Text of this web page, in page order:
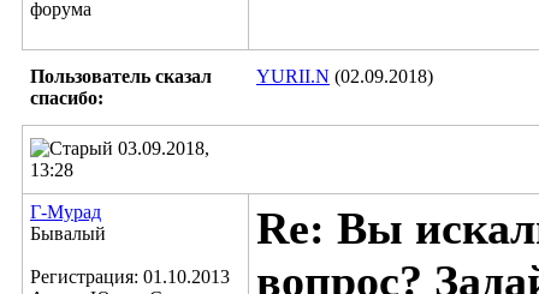
Пользователь сказал
cпасибо:
YURII.N (02.09.2018)
03.09.2018,
13:28
Г-Мурад
Бывалый
Регистрация: 01.10.2013
Re: Вы
вопрос?